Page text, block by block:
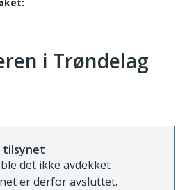
i Trøndelag
tilsynet
det ikke avdekket
er derfor avsluttet.